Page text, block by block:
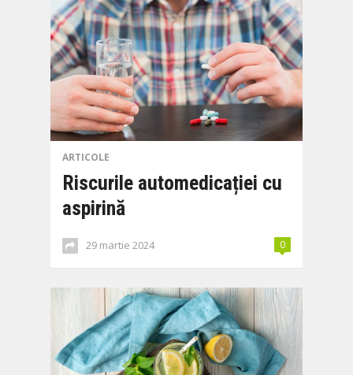
ARTICOLE
Riscurile automedicației cu
aspirină
29 martie 2024 0